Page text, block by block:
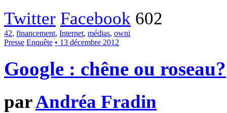
Twitter Facebook 602
42, financement, Internet, médias, owni
Presse Enquête • 13 décembre 2012
Google : chêne ou roseau?
parAndréa Fradin